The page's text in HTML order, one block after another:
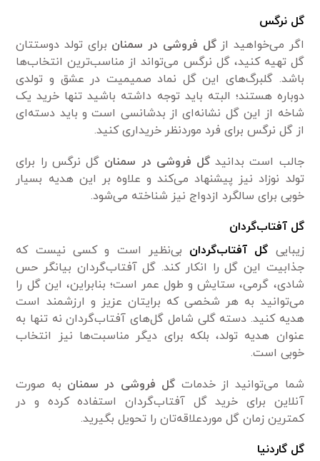
گل نرگس
اگر می‌خواهید ازگل فروشی در سمنان برای تولد دوستتان
گل تهیه کنید، گل نرگس می‌تواند از مناسب‌ترین انتخاب‌ها
باشد. گلبرگ‌های این گل نماد صمیمیت در عشق و تولدی
دوباره هستند؛ البته باید توجه داشته باشید تنها خرید یک
شاخه از این گل نشانه‌ای از بدشانسی است و باید دسته‌ای
از گل نرگس برای فرد موردنظر خریداری کنید.
جالب است بدانیدگل فروشی در سمنان گل نرگس را برای
تولد نوزاد نیز پیشنهاد می‌کند و علاوه بر این هدیه بسیار
خوبی برای سالگرد ازدواج نیز شناخته می‌شود.
گل آفتاب‌گردان
زیبایی گل آفتاب‌گردان بی‌نظیر است و کسی نیست که
جذابیت این گل را انکار کند. گل آفتاب‌گردان بیانگر حس
شادی، گرمی،‌ ستایش و طول عمر است؛ بنابراین، این گل را
می‌توانید به هر شخصی که برایتان عزیز و ارزشمند است
هدیه کنید. دسته گلی شامل گل‌های آفتاب‌گردان نه تنها به
عنوان هدیه تولد، بلکه برای دیگر مناسبت‌ها نیز انتخاب
خوبی است.
شما می‌توانید از خدمات گل فروشی در سمنان به صورت
آنلاین برای خرید گل آفتاب‌گردان استفاده کرده و در
کمترین زمان گل موردعلاقه‌تان را تحویل بگیرید.
گل گاردنیا